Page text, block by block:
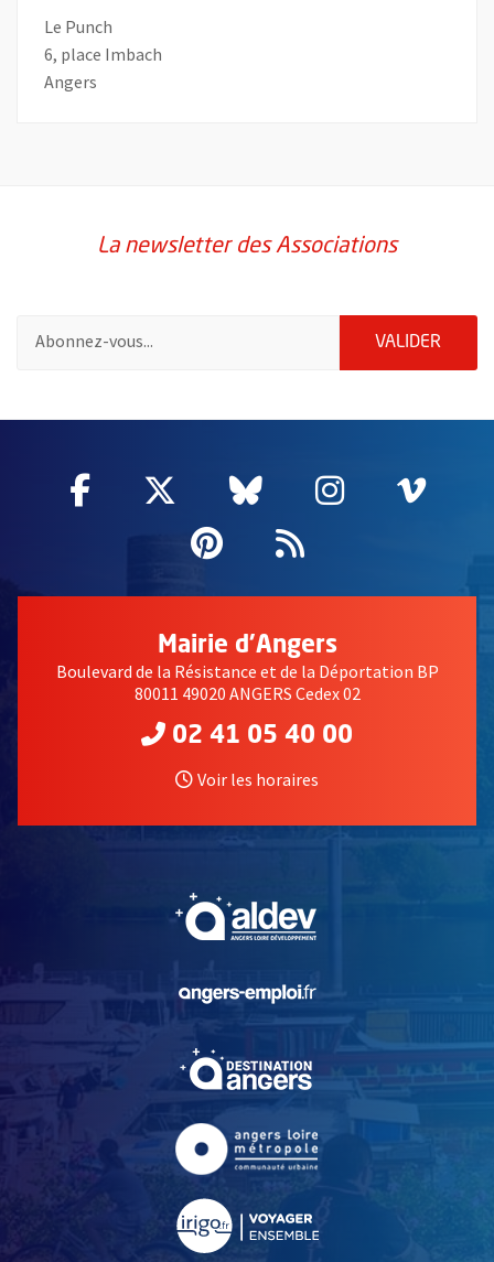
Le Punch
6, place Imbach
Angers
La newsletter des Associations
VALIDER
Facebook
, Ouvre une nouvelle fenêtre
Twitter
, Ouvre une nouvelle
Bluesky
, Ouvre une
Instagram
, Ouvre
,
Pinterest
, Ouvre une
Flux RSS
Mairie d'Angers
Boulevard de la Résistance et de la Déportation BP
80011 49020 ANGERS Cedex 02
02 41 05 40 00
Voir les horaires
, Ouvre une nouvelle
, Ouvre une nouvelle